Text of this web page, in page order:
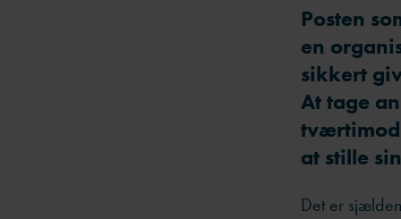
Posten
en
sikkert
At tage
tværtimod
at stille
Det er